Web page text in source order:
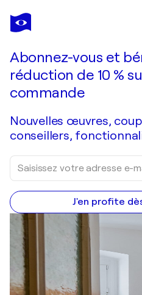
ELENA BALTSER
Flowering trees in Central Park
Abonnez-vous et
réduction de 10 %
commande
Nouvelles œuvres,
conseillers,
J'en profite